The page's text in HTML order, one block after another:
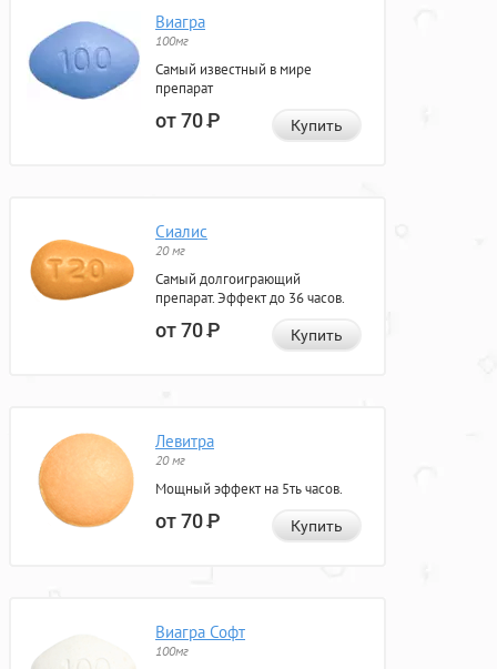
Виагра
100мг
Самый известный в мире
препарат
от 70Р Купить
Сиалис
20 мг
Самый долгоиграющий
препарат. Эффект до 36 часов.
от 70Р Купить
Левитра
20 мг
Мощный эффект на 5ть часов.
от 70Р Купить
Виагра Софт
100мг